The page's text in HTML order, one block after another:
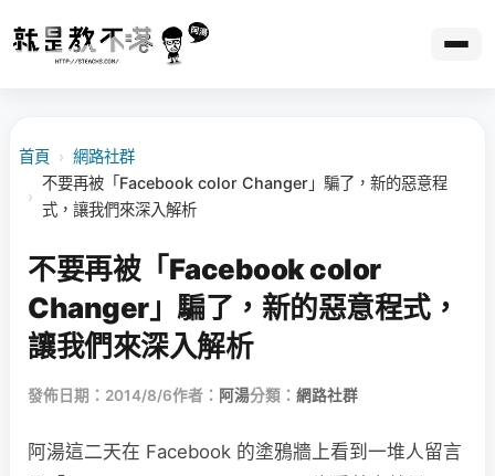
首頁 › 網路社群
›
不要再被「Facebook color Changer」騙了，新的惡意程
式，讓我們來深入解析
不要再被「Facebook color
Changer」騙了，新的惡意程式，
讓我們來深入解析
發佈日期：2014/8/6作者： 阿湯分類： 網路社群
阿湯這二天在 Facebook 的塗鴉牆上看到一堆人留言